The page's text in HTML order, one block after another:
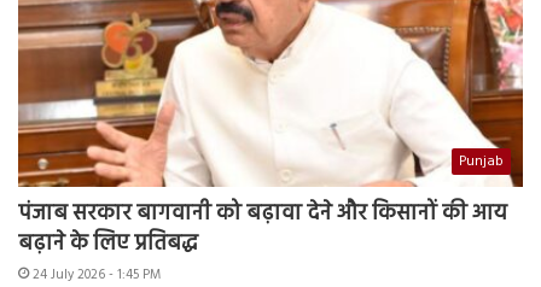
Punjab
पंजाब सरकार बागवानी को बढ़ावा देने और किसानों की आय
बढ़ाने के लिए प्रतिबद्ध
24 July 2026 - 1:45 PM